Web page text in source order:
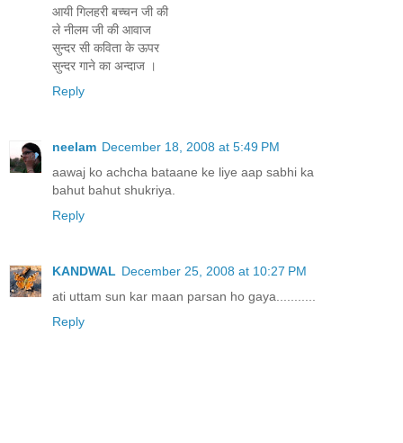
आयी गिलहरी बच्चन जी की
ले नीलम जी की आवाज
सुन्दर सी कविता के ऊपर
सुन्दर गाने का अन्दाज ।
Reply
neelam December 18, 2008 at 5:49 PM
aawaj ko achcha bataane ke liye aap sabhi ka
bahut bahut shukriya.
Reply
KANDWAL December 25, 2008 at 10:27 PM
ati uttam sun kar maan parsan ho gaya...........
Reply